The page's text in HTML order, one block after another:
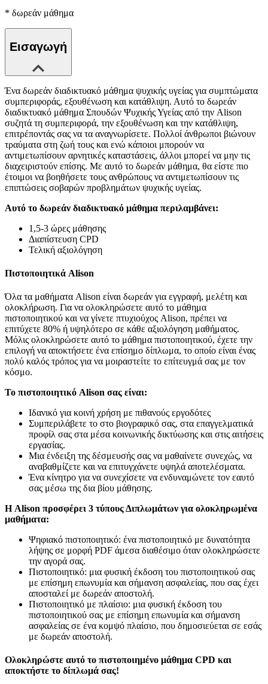
* δωρεάν μάθημα
Εισαγωγή
Ένα δωρεάν διαδικτυακό μάθημα ψυχικής υγείας για συμπτώματα
συμπεριφοράς, εξουθένωση και κατάθλιψη. Αυτό το δωρεάν
διαδικτυακό μάθημα Σπουδών Ψυχικής Υγείας από την Alison
συζητά τη συμπεριφορά, την εξουθένωση και την κατάθλιψη,
επιτρέποντάς σας να τα αναγνωρίσετε. Πολλοί άνθρωποι βιώνουν
τραύματα στη ζωή τους και ενώ κάποιοι μπορούν να
αντιμετωπίσουν αρνητικές καταστάσεις, άλλοι μπορεί να μην τις
διαχειριστούν επίσης. Με αυτό το δωρεάν μάθημα, θα είστε πιο
έτοιμοι να βοηθήσετε τους ανθρώπους να αντιμετωπίσουν τις
επιπτώσεις σοβαρών προβλημάτων ψυχικής υγείας.
Αυτό το δωρεάν διαδικτυακό μάθημα περιλαμβάνει:
1,5-3 ώρες μάθησης
Διαπίστευση CPD
Τελική αξιολόγηση
Πιστοποιητικά Alison
Όλα τα μαθήματα Alison είναι δωρεάν για εγγραφή, μελέτη και
ολοκλήρωση. Για να ολοκληρώσετε αυτό το μάθημα
πιστοποιητικού και να γίνετε πτυχιούχος Alison, πρέπει να
επιτύχετε 80% ή υψηλότερο σε κάθε αξιολόγηση μαθήματος.
Μόλις ολοκληρώσετε αυτό το μάθημα πιστοποιητικού, έχετε την
επιλογή να αποκτήσετε ένα επίσημο δίπλωμα, το οποίο είναι ένας
πολύ καλός τρόπος για να μοιραστείτε το επίτευγμά σας με τον
κόσμο.
Το πιστοποιητικό Alison σας είναι:
Ιδανικό για κοινή χρήση με πιθανούς εργοδότες
Συμπεριλάβετε το στο βιογραφικό σας, στα επαγγελματικά
προφίλ σας στα μέσα κοινωνικής δικτύωσης και στις αιτήσεις
εργασίας.
Μια ένδειξη της δέσμευσής σας να μαθαίνετε συνεχώς, να
αναβαθμίζετε και να επιτυγχάνετε υψηλά αποτελέσματα.
Ένα κίνητρο για να συνεχίσετε να ενδυναμώνετε τον εαυτό
σας μέσω της δια βίου μάθησης.
Η Alison προσφέρει 3 τύπους Διπλωμάτων για ολοκληρωμένα
μαθήματα:
Ψηφιακό πιστοποιητικό: ένα πιστοποιητικό με δυνατότητα
λήψης σε μορφή PDF άμεσα διαθέσιμο όταν ολοκληρώσετε
την αγορά σας.
Πιστοποιητικό: μια φυσική έκδοση του πιστοποιητικού σας
με επίσημη επωνυμία και σήμανση ασφαλείας, που σας έχει
αποσταλεί με δωρεάν αποστολή.
Πιστοποιητικό με πλαίσιο: μια φυσική έκδοση του
πιστοποιητικού σας με επίσημη επωνυμία και σήμανση
ασφαλείας σε ένα κομψό πλαίσιο, που δημοσιεύεται σε εσάς
με δωρεάν αποστολή.
Ολοκληρώστε αυτό το πιστοποιημένο μάθημα CPD και
αποκτήστε το δίπλωμά σας!